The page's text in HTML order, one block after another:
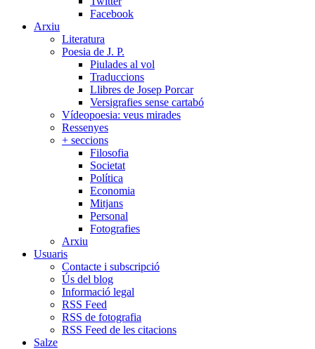
Facebook
Arxiu
Literatura
Poesia de J. P.
Piulades al vol
Traduccions
Llibres de Josep Porcar
Versigrafies sense cartabó
Vídeopoesia: veus mirades
Ressenyes
+ seccions
Filosofia
Societat
Política
Economia
Mitjans
Personal
Fotografies
Arxiu
Usuaris
Contacte i subscripció
Ús del blog
Informació legal
RSS Feed
RSS de fotografia
RSS Feed de les citacions
Salze